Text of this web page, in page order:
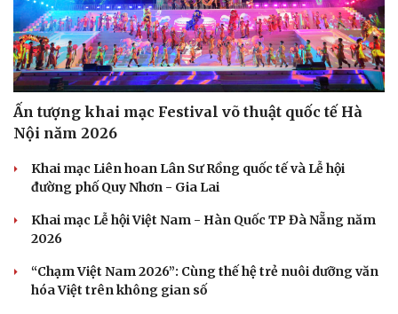
Ấn tượng khai mạc Festival võ thuật quốc tế Hà
Nội năm 2026
Khai mạc Liên hoan Lân Sư Rồng quốc tế và Lễ hội
đường phố Quy Nhơn - Gia Lai
Khai mạc Lễ hội Việt Nam - Hàn Quốc TP Đà Nẵng năm
2026
“Chạm Việt Nam 2026”: Cùng thế hệ trẻ nuôi dưỡng văn
hóa Việt trên không gian số